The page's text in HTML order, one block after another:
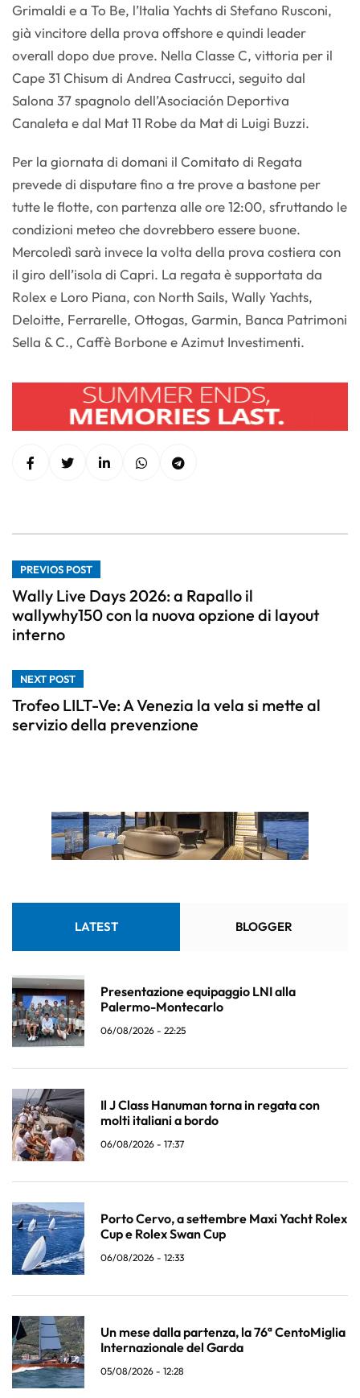
Grimaldi e a To Be, l’Italia Yachts di Stefano Rusconi,
già vincitore della prova offshore e quindi leader
overall dopo due prove. Nella Classe C, vittoria per il
Cape 31 Chisum di Andrea Castrucci, seguito dal
Salona 37 spagnolo dell’Asociación Deportiva
Canaleta e dal Mat 11 Robe da Mat di Luigi Buzzi.
Per la giornata di domani il Comitato di Regata
prevede di disputare fino a tre prove a bastone per
tutte le flotte, con partenza alle ore 12:00, sfruttando le
condizioni meteo che dovrebbero essere buone.
Mercoledì sarà invece la volta della prova costiera con
il giro dell’isola di Capri. La regata è supportata da
Rolex e Loro Piana, con North Sails, Wally Yachts,
Deloitte, Ferrarelle, Ottogas, Garmin, Banca Patrimoni
Sella & C., Caffè Borbone e Azimut Investimenti.
PREVIOS POST
Wally Live Days 2026: a Rapallo il
wallywhy150 con la nuova opzione di layout
interno
NEXT POST
Trofeo LILT-Ve: A Venezia la vela si mette al
servizio della prevenzione
LATEST BLOGGER
Presentazione equipaggio LNI alla
Palermo-Montecarlo
06/08/2026 - 22:25
Il J Class Hanuman torna in regata con
molti italiani a bordo
06/08/2026 - 17:37
Porto Cervo, a settembre Maxi Yacht Rolex
Cup e Rolex Swan Cup
06/08/2026 - 12:33
Un mese dalla partenza, la 76ª CentoMiglia
Internazionale del Garda
05/08/2026 - 12:28